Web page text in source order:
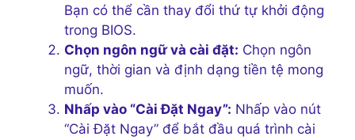
Bạn có thể cần thay đổi thứ tự khởi động
trong BIOS.
Chọn ngôn ngữ và cài đặt: Chọn ngôn
ngữ, thời gian và định dạng tiền tệ mong
muốn.
Nhấp vào “Cài Đặt Ngay”: Nhấp vào nút
“Cài Đặt Ngay” để bắt đầu quá trình cài